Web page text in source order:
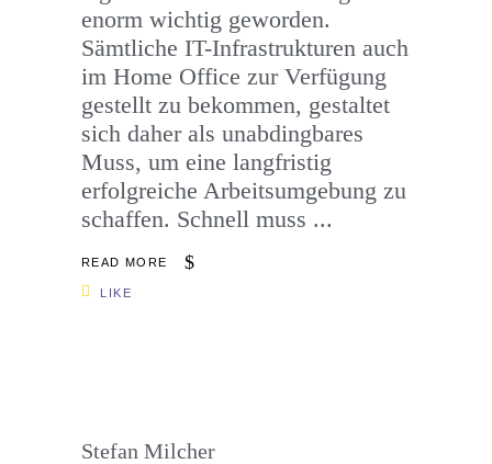
enorm wichtig geworden.
Sämtliche IT-Infrastrukturen auch
im Home Office zur Verfügung
gestellt zu bekommen, gestaltet
sich daher als unabdingbares
Muss, um eine langfristig
erfolgreiche Arbeitsumgebung zu
schaffen. Schnell muss
READ MORE
LIKE
Stefan Milcher